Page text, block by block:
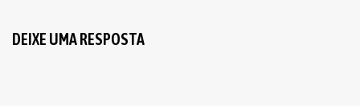
DEIXE UMA RESPOSTA